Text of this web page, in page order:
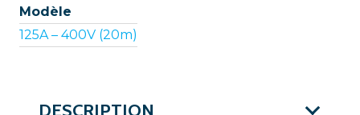
Modèle
125A – 400V (20m)
DESCRIPTION